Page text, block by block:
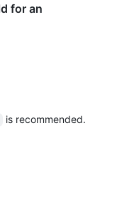
for an
is recommended.